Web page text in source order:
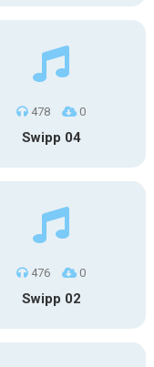
478 0
Swipp 04
476 0
Swipp 02